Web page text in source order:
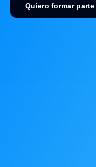
Quiero formar parte